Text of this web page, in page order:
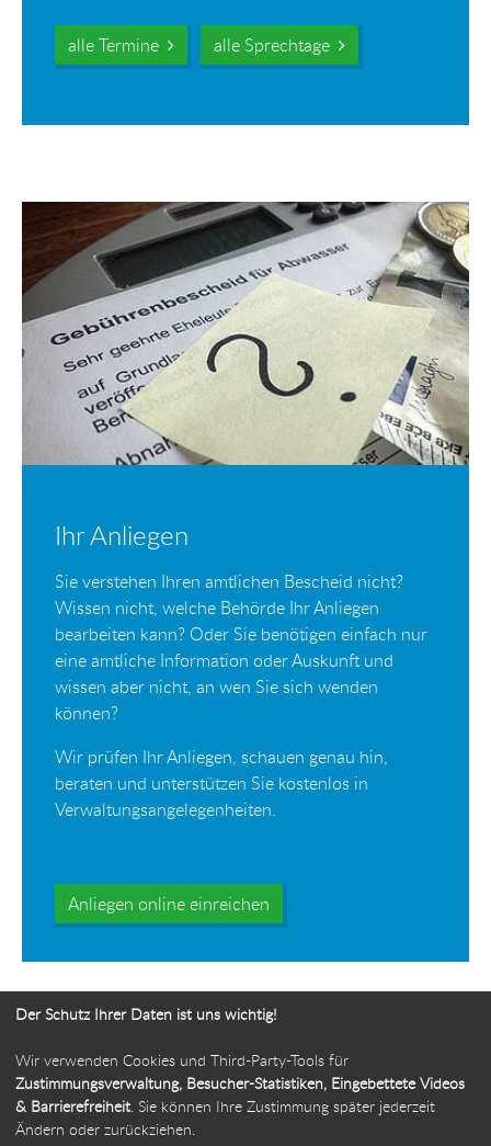
alle Termine alle Sprechtage
Ihr Anliegen
Sie verstehen Ihren amtlichen Bescheid nicht?
Wissen nicht, welche Behörde Ihr Anliegen
bearbeiten kann? Oder Sie benötigen einfach nur
eine amtliche Information oder Auskunft und
wissen aber nicht, an wen Sie sich wenden
können?
Wir prüfen Ihr Anliegen, schauen genau hin,
beraten und unterstützen Sie kostenlos in
Verwaltungsangelegenheiten.
Anliegen online einreichen
Ihr Weg zur Bürgerbeauftragten
Der Schutz Ihrer Daten ist uns wichtig!
Wir verwenden Cookies und Third-Party-Tools für
Zustimmungsverwaltung, Besucher-Statistiken, Eingebettete Videos
& Barrierefreiheit. Sie können Ihre Zustimmung später jederzeit
Ändern oder zurückziehen.